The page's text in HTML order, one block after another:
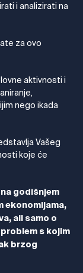
i analizirati na
za ovo
aktivnosti i
nego ikada
Vašeg
koje će
godišnjem
ekonomijama,
ali samo o
s kojim
brzog